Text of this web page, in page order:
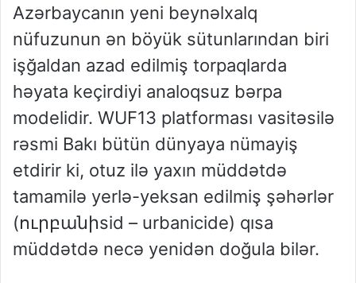
Azərbaycanın yeni beynəlxalq
nüfuzunun ən böyük sütunlarından biri
işğaldan azad edilmiş torpaqlarda
həyata keçirdiyi analoqsuz bərpa
modelidir. WUF13 platforması vasitəsilə
rəsmi Bakı bütün dünyaya nümayiş
etdirir ki, otuz ilə yaxın müddətdə
tamamilə yerlə-yeksan edilmiş şəhərlər
(ուրբանիsid – urbanicide) qısa
müddətdə necə yenidən doğula bilər.